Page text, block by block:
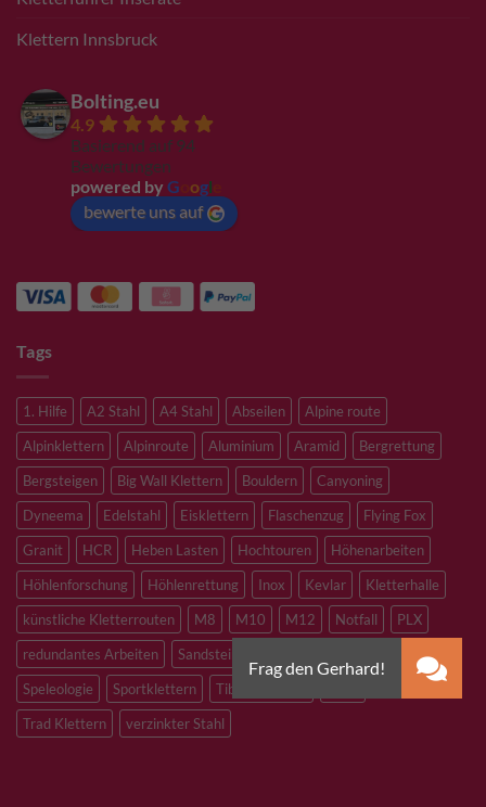
Klettern Innsbruck
Bolting.eu
4.9
Basierend auf 94
Bewertungen
powered by G ogl
bewerte uns auf
Tags
1. Hilfe A2 Stahl A4 Stahl Abseilen
Alpine route
Alpinklettern
Alpinroute Aluminium Aramid
Bergrettung
Bergsteigen
Big Wall Klettern Bouldern
Canyoning
Dyneema
Edelstahl Eisklettern Flaschenzug
Flying Fox
Granit
HCR Heben Lasten Hochtouren
Höhenarbeiten
Höhlenforschung
Höhlenrettung Inox Kevlar
Kletterhalle
künstliche Kletterrouten
M8 M10 M12 Notfall
PLX
redundantes Arbeiten
Sandstein
Speleologie
Sportklettern Tibetan Bridge
Trad Klettern
verzinkter Stahl